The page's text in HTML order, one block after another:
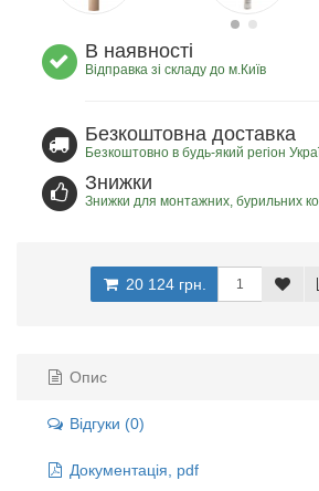
В наявності
Відправка зі складу до м.Київ
Безкоштовна доставка
Безкоштовно в будь-який регіон
Знижки
Знижки для монтажних, бурильних
20 124 грн.
Опис
Відгуки (0)
Документація, pdf